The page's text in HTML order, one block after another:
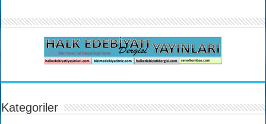
Kategoriler